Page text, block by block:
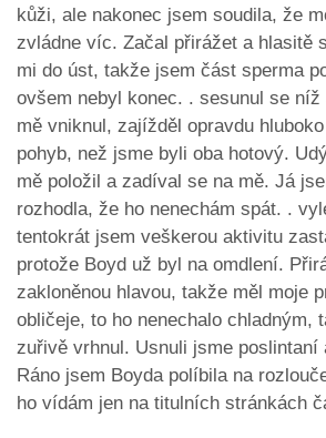
kůži, ale nakonec jsem soudila, že
zvládne víc. Začal přirážet a hlasitě
mi do úst, takže jsem část sperma
ovšem nebyl konec. . sesunul se níž
mě vniknul, zajížděl opravdu
pohyb, než jsme byli oba hotový.
mě položil a zadíval se na mě. Já
rozhodla, že ho nenechám spát. .
tentokrát jsem veškerou aktivitu
protože Boyd už byl na omdlení.
zakloněnou hlavou, takže měl moje
obličeje, to ho nenechalo chladným,
zuřivě vrhnul. Usnuli jsme poslintaní
Ráno jsem Boyda políbila na
ho vídám jen na titulních stránkách